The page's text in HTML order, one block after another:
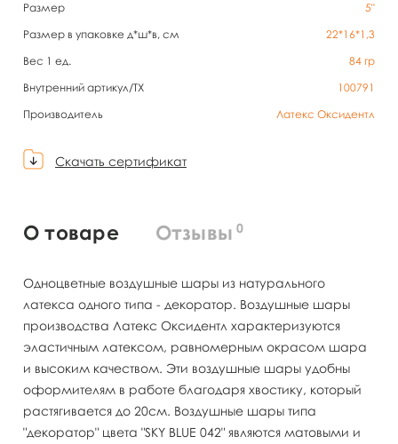
Размер
5"
Размер в упаковке д*ш*в, см
22*16*1,3
Вес 1 ед.
84 гр
Внутренний артикул/TX
100791
Производитель
Латекс Оксидентл
Скачать сертификат
О товаре Отзывы 0
Одноцветные воздушные шары из натурального
латекса одного типа - декоратор. Воздушные шары
производства Латекс Оксидентл характеризуются
эластичным латексом, равномерным окрасом шара
и высоким качеством. Эти воздушные шары удобны
оформителям в работе благодаря хвостику, который
растягивается до 20см. Воздушные шары типа
"декоратор" цвета "SKY BLUE 042" являются матовыми и